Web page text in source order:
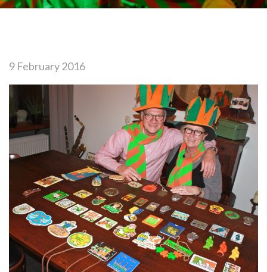
9 February 2016